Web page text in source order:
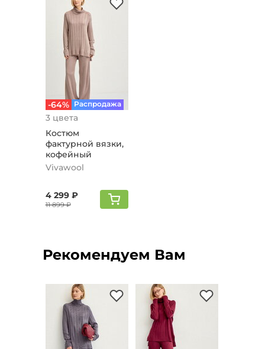
-64% Распродажа
3 цвета
Костюм
фактурной вязки,
кофейный
Vivawool
4 299 ₽
11 899 ₽
Рекомендуем Вам